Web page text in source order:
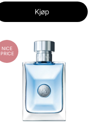
Kjøp
NICE
PRICE